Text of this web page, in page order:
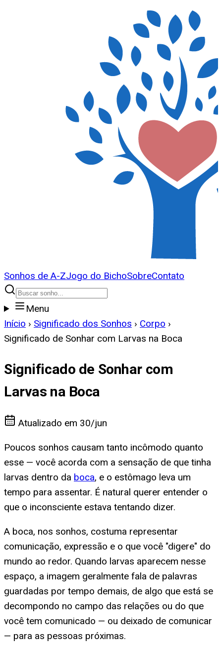
Sonhos de A-ZJogo do BichoSobreContato
Menu
Início › Significado dos Sonhos › Corpo ›
Significado de Sonhar com Larvas na Boca
Significado de Sonhar com
Larvas na Boca
Atualizado em 30/jun
Poucos sonhos causam tanto incômodo quanto
esse — você acorda com a sensação de que tinha
larvas dentro da boca, e o estômago leva um
tempo para assentar. É natural querer entender o
que o inconsciente estava tentando dizer.
A boca, nos sonhos, costuma representar
comunicação, expressão e o que você "digere" do
mundo ao redor. Quando larvas aparecem nesse
espaço, a imagem geralmente fala de palavras
guardadas por tempo demais, de algo que está se
decompondo no campo das relações ou do que
você tem comunicado — ou deixado de comunicar
— para as pessoas próximas.